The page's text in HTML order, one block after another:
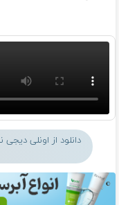
دانلود از اونلی